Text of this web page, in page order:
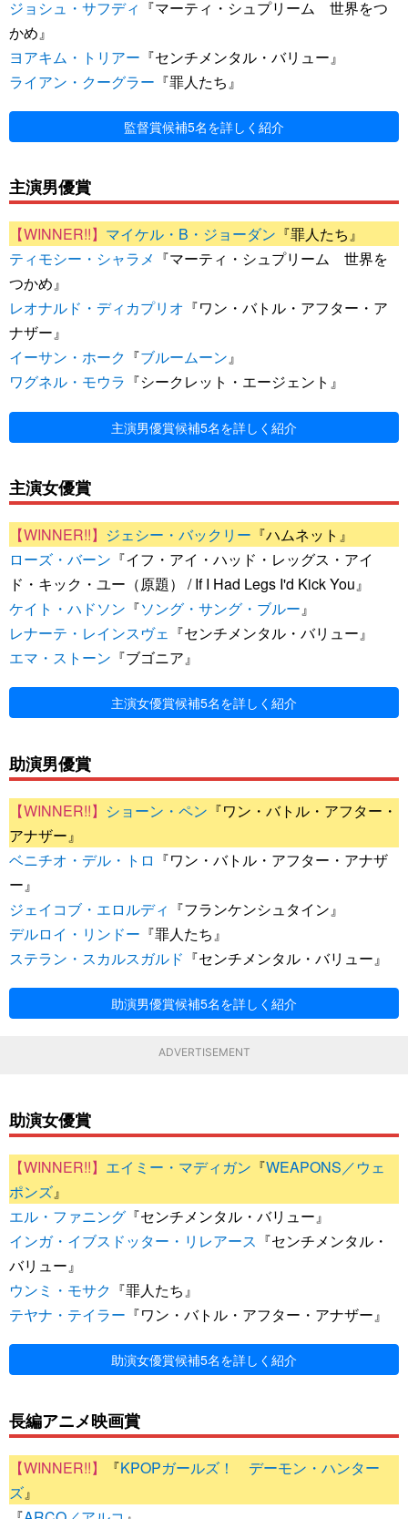
ジョシュ・サフディ 『マーティ・シュプリーム 世界をつ
かめ』
ヨアキム・トリアー 『センチメンタル・バリュー』
ライアン・クーグラー 『罪人たち』
監督賞候補5名を詳しく紹介
主演男優賞
マイケル・B・ジョーダン 『罪人たち』
ティモシー・シャラメ 『マーティ・シュプリーム 世界を
つかめ』
レオナルド・ディカプリオ 『ワン・バトル・アフター・ア
ナザー』
イーサン・ホーク 『ブルームーン』
ワグネル・モウラ 『シークレット・エージェント』
主演男優賞候補5名を詳しく紹介
主演女優賞
ジェシー・バックリー 『ハムネット』
ローズ・バーン 『イフ・アイ・ハッド・レッグス・アイ
ド・キック・ユー（原題） / If I Had Legs I'd Kick You』
ケイト・ハドソン 『ソング・サング・ブルー』
レナーテ・レインスヴェ 『センチメンタル・バリュー』
エマ・ストーン 『ブゴニア』
主演女優賞候補5名を詳しく紹介
助演男優賞
ショーン・ペン 『ワン・バトル・アフター・
アナザー』
ベニチオ・デル・トロ 『ワン・バトル・アフター・アナザ
ー』
ジェイコブ・エロルディ 『フランケンシュタイン』
デルロイ・リンドー 『罪人たち』
ステラン・スカルスガルド 『センチメンタル・バリュー』
助演男優賞候補5名を詳しく紹介
ADVERTISEMENT
助演女優賞
エイミー・マディガン 『WEAPONS／ウェ
ポンズ』
エル・ファニング 『センチメンタル・バリュー』
インガ・イブスドッター・リレアース 『センチメンタル・
バリュー』
ウンミ・モサク 『罪人たち』
テヤナ・テイラー 『ワン・バトル・アフター・アナザー』
助演女優賞候補5名を詳しく紹介
長編アニメ映画賞
『KPOPガールズ！ デーモン・ハンター
ズ』